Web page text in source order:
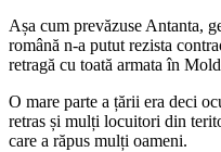
Așa cum prevăzuse Antanta,
română n-a putut rezista
retragă cu toată armata în
O mare parte a țării era deci
retras și mulți locuitori din
care a răpus mulți oameni.